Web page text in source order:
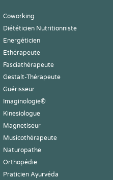
Coworking
Diététicien Nutritionniste
Energéticien
Ethérapeute
Fasciathérapeute
Gestalt-Thérapeute
Guérisseur
Imaginologie®
Kinesiologue
Magnetiseur
Musicothérapeute
Naturopathe
Orthopédie
Praticien Ayurvéda